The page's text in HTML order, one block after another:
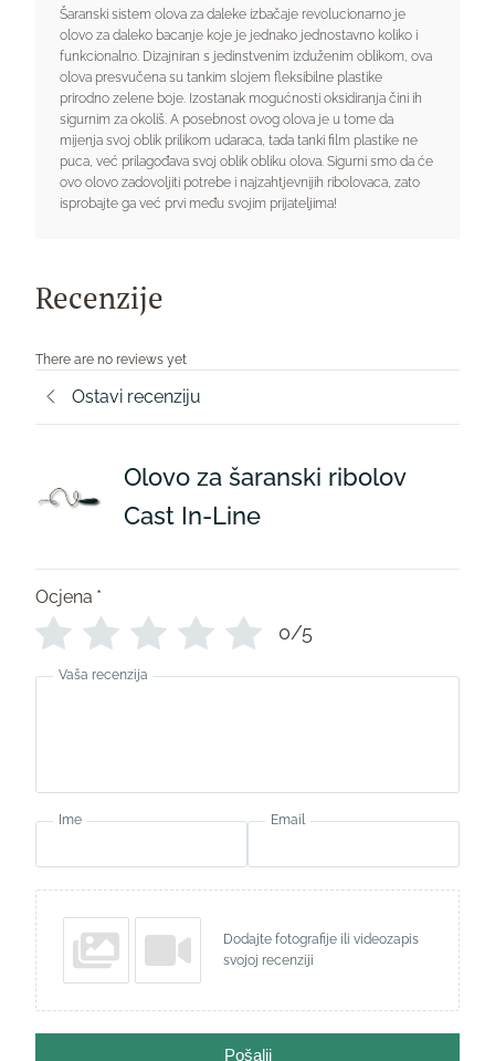
Šaranski sistem olova za daleke izbačaje revolucionarno je
olovo za daleko bacanje koje je jednako jednostavno koliko i
funkcionalno. Dizajniran s jedinstvenim izduženim oblikom, ova
olova presvučena su tankim slojem fleksibilne plastike
prirodno zelene boje. Izostanak mogućnosti oksidiranja čini ih
sigurnim za okoliš. A posebnost ovog olova je u tome da
mijenja svoj oblik prilikom udaraca, tada tanki film plastike ne
puca, već prilagođava svoj oblik obliku olova. Sigurni smo da će
ovo olovo zadovoljiti potrebe i najzahtjevnijih ribolovaca, zato
isprobajte ga već prvi među svojim prijateljima!
Recenzije
There are no reviews yet
Ostavi recenziju
Olovo za šaranski ribolov
Cast In-Line
Ocjena *
0/5
Vaša recenzija
Ime Email
Dodajte fotografije ili videozapis
svojoj recenziji
Pošalji